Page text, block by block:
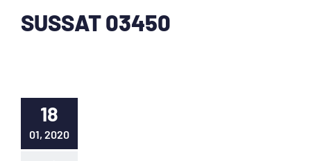
SUSSAT 03450
18
01, 2020